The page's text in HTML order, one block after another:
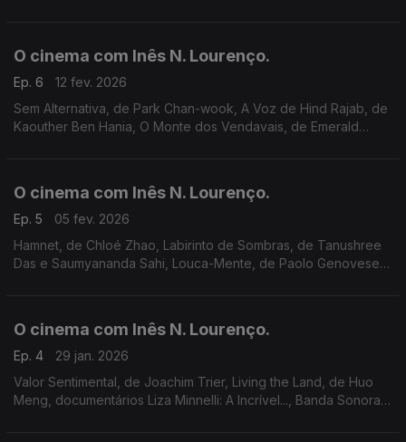
O cinema com Inês N. Lourenço.
Ep. 6
12 fev. 2026
Sem Alternativa, de Park Chan-wook, A Voz de Hind Rajab, de
Kaouther Ben Hania, O Monte dos Vendavais, de Emerald
O cinema com Inês N. Lourenço.
Ep. 5
05 fev. 2026
Hamnet, de Chloé Zhao, Labirinto de Sombras, de Tanushree
Das e Saumyananda Sahi, Louca-Mente, de Paolo Genovese,
O cinema com Inês N. Lourenço.
Ep. 4
29 jan. 2026
Valor Sentimental, de Joachim Trier, Living the Land, de Huo
Meng, documentários Liza Minnelli: A Incrível..., Banda Sonora